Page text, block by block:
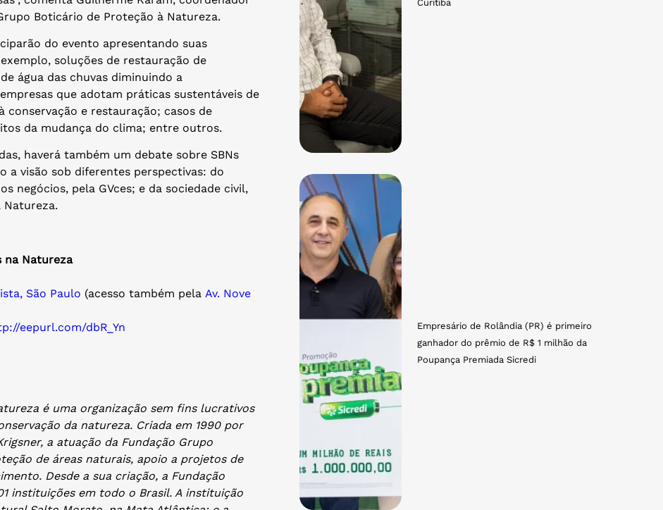
Boticário de Proteção à Natureza.
do evento apresentando suas
soluções de restauração de
água das chuvas diminuindo a
que adotam práticas sustentáveis de
conservação e restauração; casos de
da mudança do clima; entre outros.
haverá também um debate sobre SBNs
a visão sob diferentes perspectivas: do
negócios, pela GVces; e da sociedade civil,
Natureza.
na Natureza
São Paulo (acesso também pela Av. Nove
eepurl.com/dbR_Yn
é uma organização sem fins lucrativos
da natureza. Criada em 1990 por
a atuação da Fundação Grupo
de áreas naturais, apoio a projetos de
Desde a sua criação, a Fundação
instituições em todo o Brasil. A instituição
Curitiba
Empresário de Rolândia (PR) é primeiro
ganhador do prêmio de R$ 1 milhão da
Poupança Premiada Sicredi